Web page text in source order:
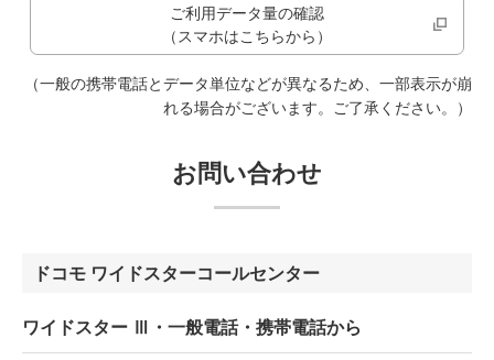
ご利用データ量の確認
（スマホはこちらから）
（一般の携帯電話とデータ単位などが異なるため、一部表示が崩
れる場合がございます。ご了承ください。）
お問い合わせ
ドコモ ワイドスターコールセンター
ワイドスター Ⅲ・一般電話・携帯電話から